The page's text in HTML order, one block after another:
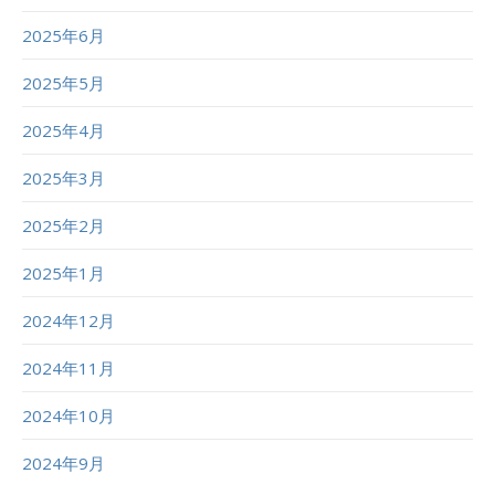
2025年6月
2025年5月
2025年4月
2025年3月
2025年2月
2025年1月
2024年12月
2024年11月
2024年10月
2024年9月